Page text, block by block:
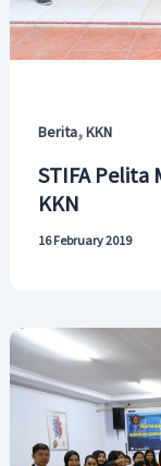
Berita,KKN
STIFA Pelita
KKN
16 February 2019